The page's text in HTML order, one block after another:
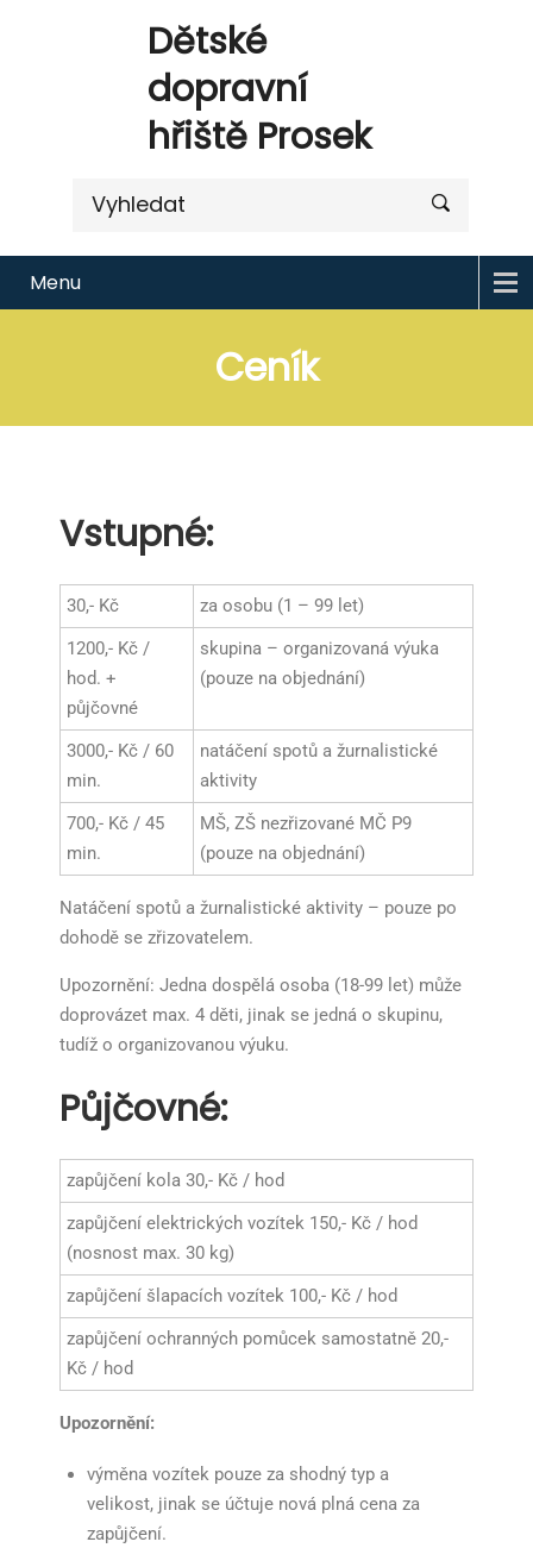
Dětské
dopravní
hřiště Prosek
Menu
Ceník
Vstupné:
30,- Kč
za osobu (1 – 99 let)
1200,- Kč /
hod. +
půjčovné
skupina – organizovaná výuka
(pouze na objednání)
3000,- Kč / 60
min.
natáčení spotů a žurnalistické
aktivity
700,- Kč / 45
min.
MŠ, ZŠ nezřizované MČ P9
(pouze na objednání)
Natáčení spotů a žurnalistické aktivity – pouze po
dohodě se zřizovatelem.
Upozornění: Jedna dospělá osoba (18-99 let) může
doprovázet max. 4 děti, jinak se jedná o skupinu,
tudíž o organizovanou výuku.
Půjčovné:
zapůjčení kola 30,- Kč / hod
zapůjčení elektrických vozítek 150,- Kč / hod
(nosnost max. 30 kg)
zapůjčení šlapacích vozítek 100,- Kč / hod
zapůjčení ochranných pomůcek samostatně 20,-
Kč / hod
Upozornění:
výměna vozítek pouze za shodný typ a
velikost, jinak se účtuje nová plná cena za
zapůjčení.